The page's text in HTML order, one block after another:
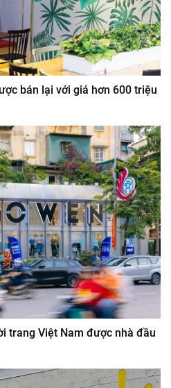
bán lại với giá hơn 600 triệu
trang Việt Nam được nhà đầu